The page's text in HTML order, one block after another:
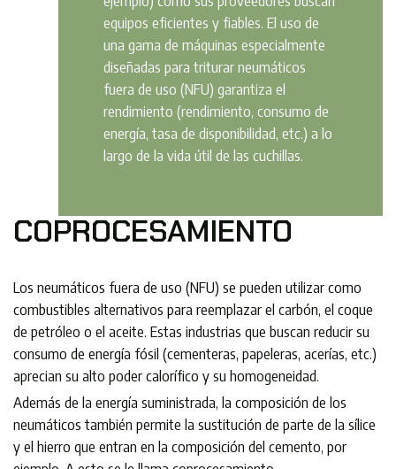
equipos eficientes y fiables. El uso de
una gama de máquinas especialmente
diseñadas para triturar neumáticos
fuera de uso (NFU) ​​garantiza el
rendimiento (rendimiento, consumo de
energía, tasa de disponibilidad, etc.) a lo
largo de la vida útil de las cuchillas.
COPROCESAMIENTO
Los neumáticos fuera de uso (NFU) ​​se pueden utilizar como
combustibles alternativos para reemplazar el carbón, el coque
de petróleo o el aceite. Estas industrias que buscan reducir su
consumo de energía fósil (cementeras, papeleras, acerías, etc.)
aprecian su alto poder calorífico y su homogeneidad.
Además de la energía suministrada, la composición de los
neumáticos también permite la sustitución de parte de la sílice
y el hierro que entran en la composición del cemento, por